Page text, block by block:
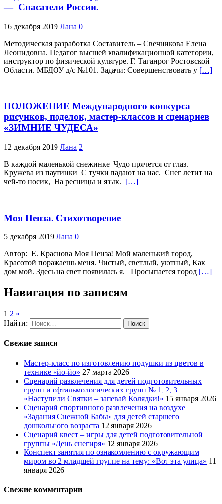
— Спасатели России.
16 декабря 2019 Лана 0
Методическая разработка Составитель – Свечникова Елена
Леонидовна. Педагог высшей квалификационной категории,
инструктор по физической культуре. Г. Таганрог Ростовской
Области. МБДОУ д/с №101. Задачи: Совершенствовать у […]
ПОЛОЖЕНИЕ Международного конкурса
рисунков, поделок, мастер-классов и сценариев
«ЗИМНИЕ ЧУДЕСА»
12 декабря 2019 Лана 2
В каждой маленькой снежинке Чудо прячется от глаз.
Кружева из паутинки С тучки падают на нас. Снег летит на
чей-то носик, На ресницы и язык. […]
Моя Пенза. Стихотворение
5 декабря 2019 Лана 0
Автор: Е. Краснова Моя Пенза! Мой маленький город,
Красотой поражаешь меня. Чистый, светлый, уютный, Как
дом мой. Здесь на свет появилась я. Просыпается город […]
Навигация по записям
1 2 »
Найти:
Свежие записи
Мастер-класс по изготовлению подушки из цветов в
технике «йо-йо» 27 марта 2026
Сценарий развлечения для детей подготовительных
групп и офтальмологических групп № 1, 2, 3
«Наступили Святки – запевай Колядки!» 15 января 2026
Сценарий спортивного развлечения на воздухе
«Задания Снежной Бабы» для детей старшего
дошкольного возраста 12 января 2026
Сценарий квест – игры для детей подготовительной
группы «День снегиря» 12 января 2026
Конспект занятия по ознакомлению с окружающим
миром во 2 младшей группе на тему: «Вот эта улица» 11
января 2026
Свежие комментарии